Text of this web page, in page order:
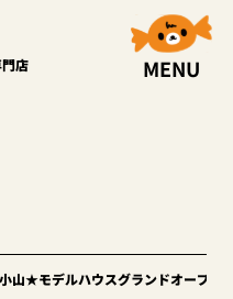
店 MENU
山★モデルハウスグランドオープン!!